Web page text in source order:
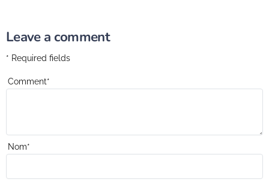
Leave a comment
* Required fields
Comment*
Nom*